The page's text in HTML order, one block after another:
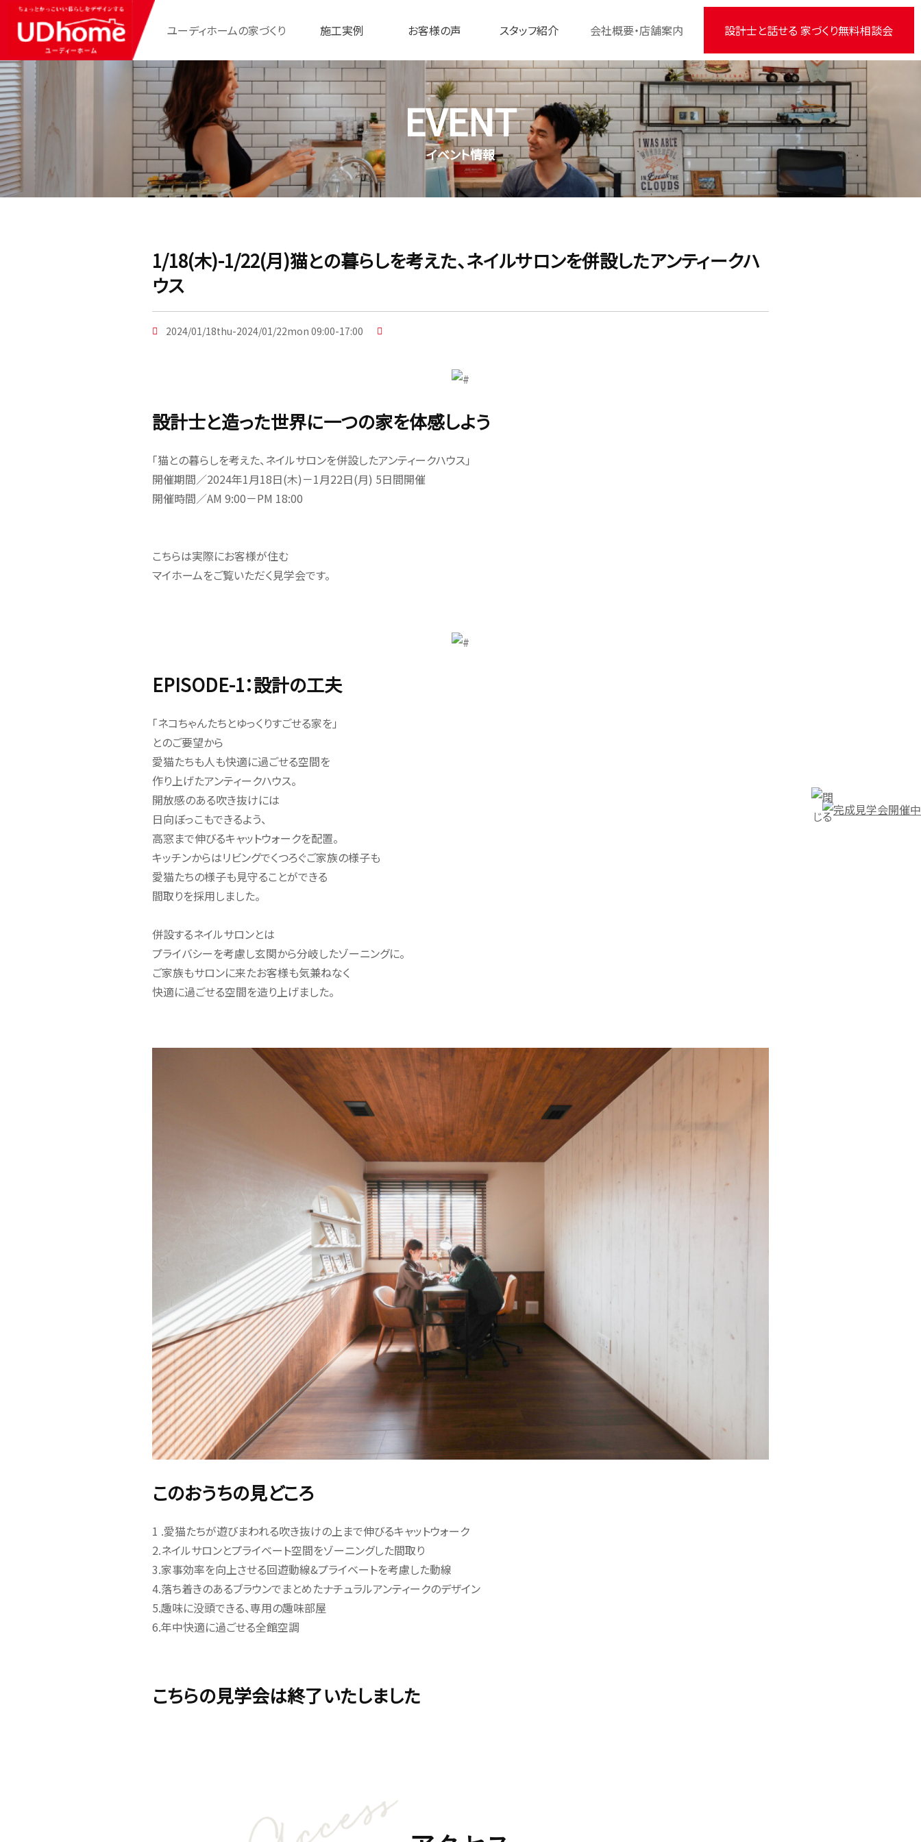
ユーディホームの家づくり 施工実例 お客様の声 スタッフ紹介 会社概要・店舗案内 設計士と話せる 家づくり無料相談会
EVENT
イベント情報
1/18(木)-1/22(月)猫との暮らしを考えた、ネイルサロンを併設したアンティークハ
ウス
2024/01/18thu-2024/01/22mon 09:00-17:00
設計士と造った世界に一つの家を体感しよう
「猫との暮らしを考えた、ネイルサロンを併設したアンティークハウス」
開催期間／2024年1月18日(木)－1月22日(月) 5日間開催
開催時間／AM 9:00－PM 18:00
こちらは実際にお客様が住む
マイホームをご覧いただく見学会です。
EPISODE-1：設計の工夫
「ネコちゃんたちとゆっくりすごせる家を」
とのご要望から
愛猫たちも人も快適に過ごせる空間を
作り上げたアンティークハウス。
開放感のある吹き抜けには
日向ぼっこもできるよう、
高窓まで伸びるキャットウォークを配置。
キッチンからはリビングでくつろぐご家族の様子も
愛猫たちの様子も見守ることができる
間取りを採用しました。
併設するネイルサロンとは
プライバシーを考慮し玄関から分岐したゾーニングに。
ご家族もサロンに来たお客様も気兼ねなく
快適に過ごせる空間を造り上げました。
このおうちの見どころ
1 .愛猫たちが遊びまわれる吹き抜けの上まで伸びるキャットウォーク
2.ネイルサロンとプライベート空間をゾーニングした間取り
3.家事効率を向上させる回遊動線&プライベートを考慮した動線
4.落ち着きのあるブラウンでまとめたナチュラルアンティークのデザイン
5.趣味に没頭できる、専用の趣味部屋
6.年中快適に過ごせる全館空調
こちらの見学会は終了いたしました